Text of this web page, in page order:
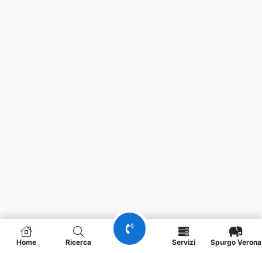
Home Ricerca Servizi Spurgo Verona